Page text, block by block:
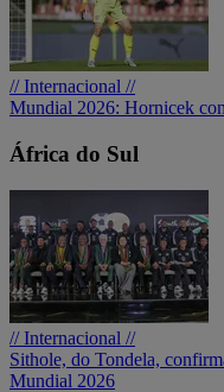
// Internacional //
Mundial 2026: Hornicek
África do Sul
// Internacional //
Sithole, do Tondela,
Mundial 2026